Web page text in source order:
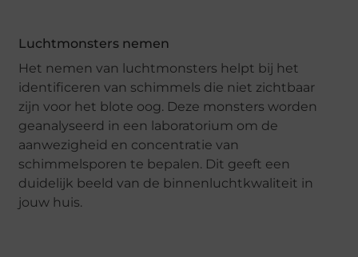
Luchtmonsters nemen
Het nemen van luchtmonsters helpt bij het
identificeren van schimmels die niet zichtbaar
zijn voor het blote oog. Deze monsters worden
geanalyseerd in een laboratorium om de
aanwezigheid en concentratie van
schimmelsporen te bepalen. Dit geeft een
duidelijk beeld van de binnenluchtkwaliteit in
jouw huis.